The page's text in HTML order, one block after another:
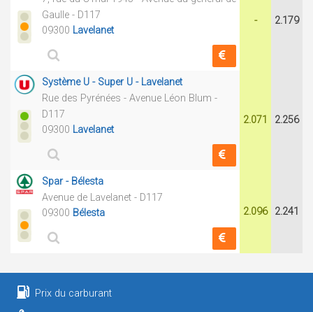
Gaulle - D117
09300 Lavelanet
- 2.179
Système U - Super U - Lavelanet
Rue des Pyrénées - Avenue Léon Blum -
D117
09300 Lavelanet
2.071 2.256
Spar - Bélesta
Avenue de Lavelanet - D117
09300 Bélesta 2.096 2.241
Prix du carburant